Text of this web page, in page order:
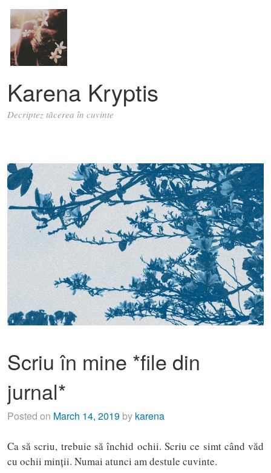
Karena Kryptis
Decriptez tăcerea în cuvinte
Scriu în mine *file din
jurnal*
Posted on March 14, 2019by karena
Ca să scriu, trebuie să închid ochii. Scriu ce simt când văd
cu ochii minții. Numai atunci am destule cuvinte.